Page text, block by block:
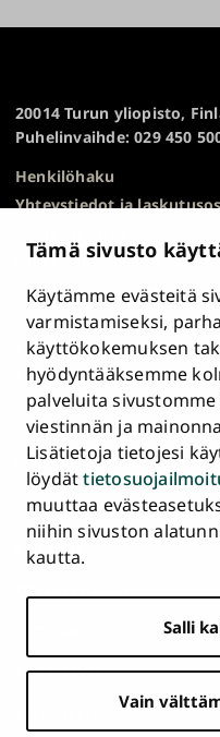
Tämä sivusto
Käytämme evästeitä
varmistamiseksi,
käyttökokemuksen
hyödyntääksemme
palveluita
viestinnän ja
Lisätietoja tietojesi
löydät
muuttaa
niihin sivuston
kautta.
Salli
Vain
20014 Turun yliopisto,
Puhelinvaihde: 029 450
Henkilöhaku
Yhteystiedot ja
HR Excellence in Research
Tietosuojailmoitus
Väärinkäytösepäilyt
Saavutettavuusseloste
Palaute
Intranet ja sähköiset
Evästeasetukset
Päävalikko
alatunnisteessa
ETUSIVU
YHTEISTYÖ
Turun
yliopisto
Turun
yliopisto
TurunTurun